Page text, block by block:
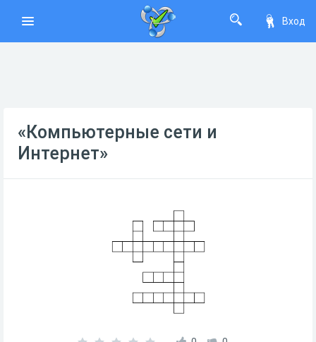
Вход
«Компьютерные сети и
Интернет»